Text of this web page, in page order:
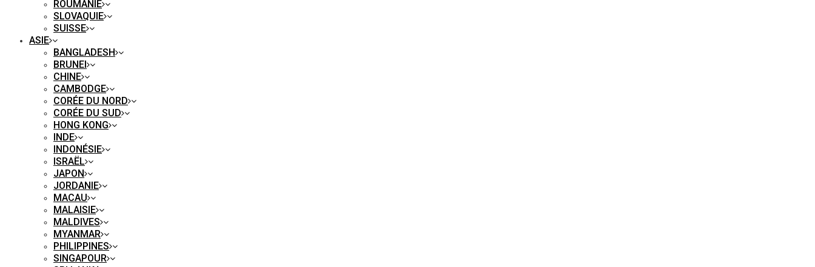
ROUMANIE
SLOVAQUIE
SUISSE
ASIE
BANGLADESH
BRUNEI
CHINE
CAMBODGE
CORÉE DU NORD
CORÉE DU SUD
HONG KONG
INDE
INDONÉSIE
ISRAËL
JAPON
JORDANIE
MACAU
MALAISIE
MALDIVES
MYANMAR
PHILIPPINES
SINGAPOUR